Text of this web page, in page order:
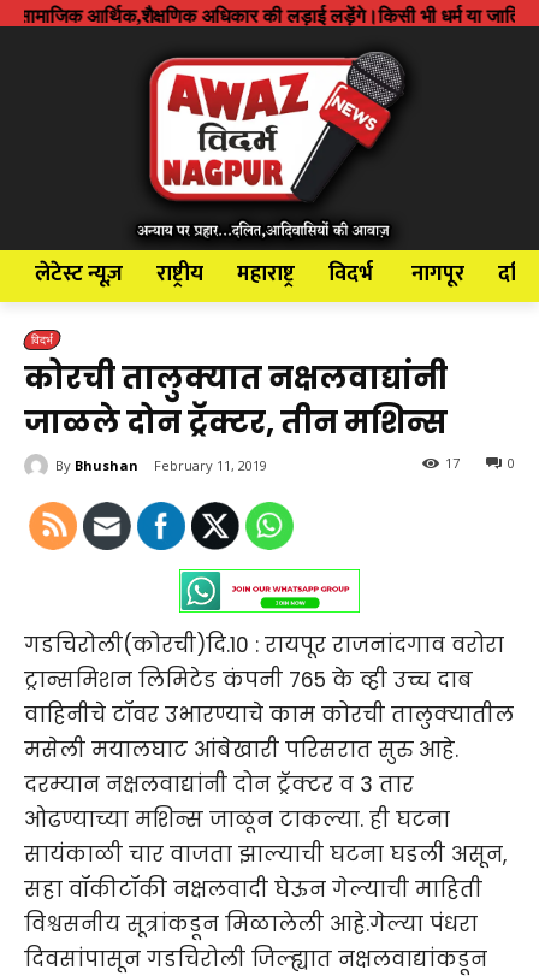
अधिकार की लड़ाई लड़ेंगे।किसी भी धर्म या जाति के खिलाफ
लेटेस्ट न्यूज़ राष्ट्रीय महाराष्ट्र विदर्भ नागपूर
विदर्भ
कोरची तालुक्यात नक्षलवाद्यांनी
जाळले दोन ट्रॅक्टर, तीन मशिन्स
By Bhushan February 11, 2019 0
17
गडचिरोली(कोरची)दि.10 : रायपूर राजनांदगाव वरोरा
ट्रान्समिशन लिमिटेड कंपनी 765 के व्ही उच्च दाब
वाहिनीचे टॉवर उभारण्याचे काम कोरची तालुक्यातील
मसेली मयालघाट आंबेखारी परिसरात सुरु आहे.
दरम्यान नक्षलवाद्यांनी दोन ट्रॅक्टर व 3 तार
ओढण्याच्या मशिन्स जाळून टाकल्या. ही घटना
सायंकाळी चार वाजता झाल्याची घटना घडली असून,
सहा वॉकीटॉकी नक्षलवादी घेऊन गेल्याची माहिती
विश्वसनीय सूत्रांकडून मिळालेली आहे.गेल्या पंधरा
दिवसांपासून गडचिरोली जिल्ह्यात नक्षलवाद्यांकडून